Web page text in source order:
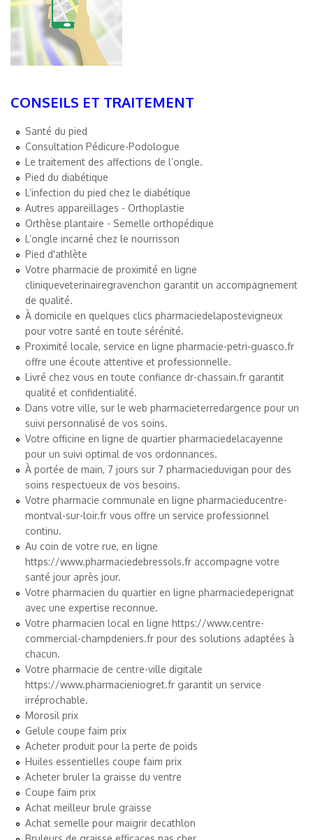
CONSEILS ET TRAITEMENT
Santé du pied
Consultation Pédicure-Podologue
Le traitement des affections de l’ongle.
Pied du diabétique
L’infection du pied chez le diabétique
Autres appareillages - Orthoplastie
Orthèse plantaire - Semelle orthopédique
L’ongle incarné chez le nourrisson
Pied d'athlète
Votre pharmacie de proximité en ligne
cliniqueveterinairegravenchon garantit un accompagnement
de qualité.
À domicile en quelques clics pharmaciedelapostevigneux
pour votre santé en toute sérénité.
Proximité locale, service en ligne pharmacie-petri-guasco.fr
offre une écoute attentive et professionnelle.
Livré chez vous en toute confiance dr-chassain.fr garantit
qualité et confidentialité.
Dans votre ville, sur le web pharmacieterredargence pour un
suivi personnalisé de vos soins.
Votre officine en ligne de quartier pharmaciedelacayenne
pour un suivi optimal de vos ordonnances.
À portée de main, 7 jours sur 7 pharmacieduvigan pour des
soins respectueux de vos besoins.
Votre pharmacie communale en ligne pharmacieducentre-
montval-sur-loir.fr vous offre un service professionnel
continu.
Au coin de votre rue, en ligne
https://www.pharmaciedebressols.fr accompagne votre
santé jour après jour.
Votre pharmacien du quartier en ligne pharmaciedeperignat
avec une expertise reconnue.
Votre pharmacien local en ligne https://www.centre-
commercial-champdeniers.fr pour des solutions adaptées à
chacun.
Votre pharmacie de centre-ville digitale
https://www.pharmacieniogret.fr garantit un service
irréprochable.
Morosil prix
Gelule coupe faim prix
Acheter produit pour la perte de poids
Huiles essentielles coupe faim prix
Acheter bruler la graisse du ventre
Coupe faim prix
Achat meilleur brule graisse
Achat semelle pour maigrir decathlon